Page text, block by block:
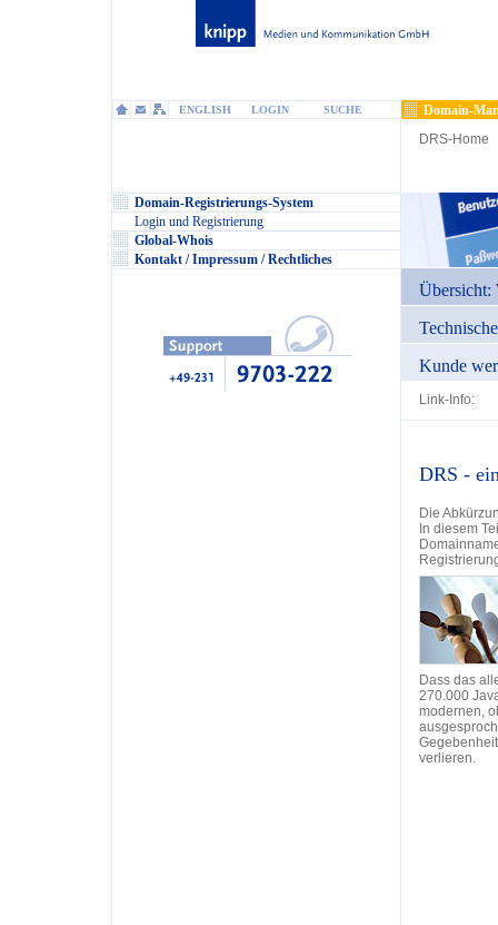
ENGLISH LOGIN SUCHE
Domain-
DRS-Home
Domain-Registrierungs-System
Login und Registrierung
Global-Whois
Kontakt / Impressum / Rechtliches
Übersicht:
Kunde
Link-Info:
DRS -
Die
In diesem
Dass das
270.000
modernen,
verlieren.